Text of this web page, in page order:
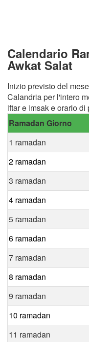
Calendario
Awkat Salat
Inizio previsto del
Calandria per l'intero
iftar e imsak e orario
Ramadan Giorno
1 ramadan
2 ramadan
3 ramadan
4 ramadan
5 ramadan
6 ramadan
7 ramadan
8 ramadan
9 ramadan
10 ramadan
11 ramadan